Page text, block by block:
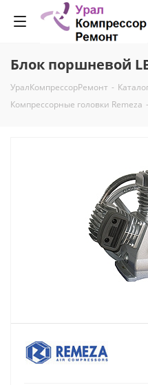
Блок поршневой
УралКомпрессорРемонт -
Компрессорные головки Remeza -